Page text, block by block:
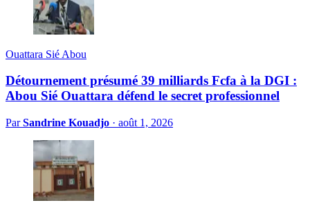
Ouattara Sié Abou
Détournement présumé 39 milliards Fcfa à la DGI :
Abou Sié Ouattara défend le secret professionnel
ParSandrine Kouadjo · août 1, 2026